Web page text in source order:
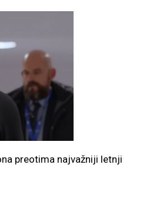
preotima najvažniji letnji